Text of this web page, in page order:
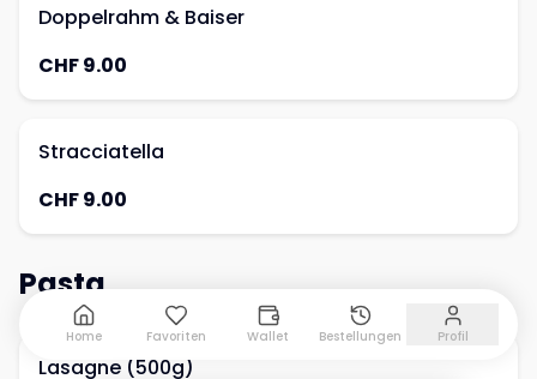
Doppelrahm & Baiser
CHF 9.00
Stracciatella
CHF 9.00
Pasta
Lasagne (500g)
Home Favoriten Wallet Bestellungen Profil